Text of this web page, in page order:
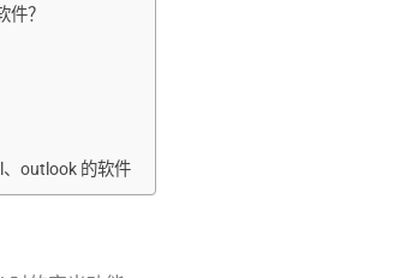
？
outlook 的软件